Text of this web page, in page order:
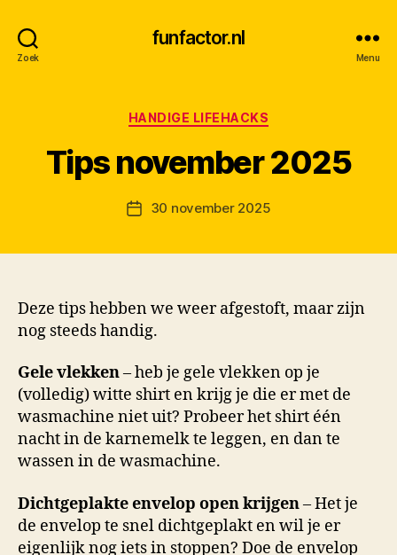
Zoek
funfactor.nl
Menu
Categorieën
HANDIGE LIFEHACKS
Tips november 2025
Berichtauteur
o
r
Berichtdatum
30 november 2025
Deze tips hebben we weer afgestoft, maar zijn
nog steeds handig.
Gele vlekken– heb je gele vlekken op je
(volledig) witte shirt en krijg je die er met de
wasmachine niet uit? Probeer het shirt één
nacht in de karnemelk te leggen, en dan te
wassen in de wasmachine.
Dichtgeplakte envelop open krijgen– Het je
de envelop te snel dichtgeplakt en wil je er
eigenlijk nog iets in stoppen? Doe de envelop